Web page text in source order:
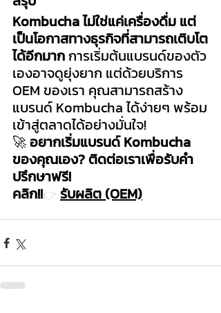
Kombucha ไม่ใช่แค่เครื่องดื่ม แต่
เป็นโอกาสทางธุรกิจที่สามารถเติบโต
ได้อีกมาก การเริ่มต้นแบรนด์ของตัว
เองอาจดูยุ่งยาก แต่ด้วยบริการ
OEM ของเรา คุณสามารถสร้าง
แบรนด์ Kombucha ได้ง่ายๆ พร้อม
เข้าสู่ตลาดได้อย่างมั่นใจ!
🚀 อยากเริ่มแบรนด์ Kombucha
ของคุณเอง? ติดต่อเราเพื่อรับคำ
ปรึกษาฟรี!
คลิก!!👉 รับผลิต (OEM)